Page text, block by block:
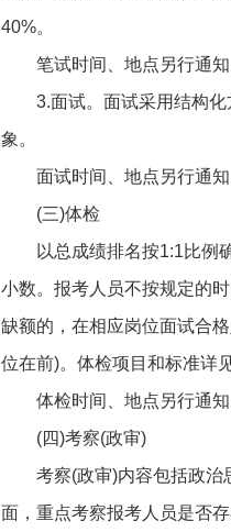
40%。
笔试时间、地点另行通知
3.面试。面试采用结构
象。
面试时间、地点另行通知
(三)体检
以总成绩排名按1:1比例
小数。报考人员不按规定的
缺额的，在相应岗位面试合
位在前)。体检项目和标准详
体检时间、地点另行通知
(四)考察(政审)
考察(政审)内容包括政
面，重点考察报考人员是否